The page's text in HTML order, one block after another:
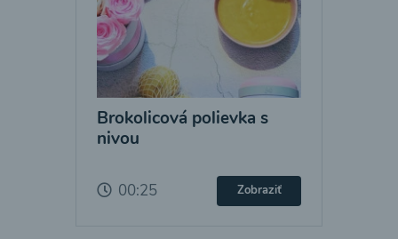
Brokolicová polievka s
nivou
00:25 Zobraziť